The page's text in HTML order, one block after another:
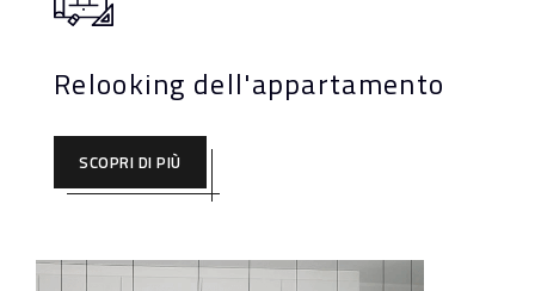
Relooking dell'appartamento
SCOPRI DI PIÙ